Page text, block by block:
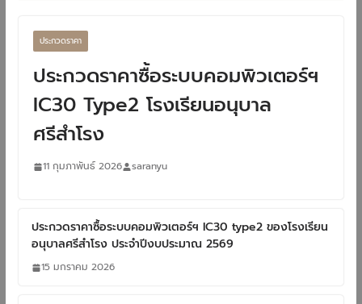
ประกวดราคา
ประกวดราคาซื้อระบบคอมพิวเตอร์ฯ
IC30 Type2 โรงเรียนอนุบาล
ศรีสำโรง
11 กุมภาพันธ์ 2026 saranyu
ประกวดราคาซื้อระบบคอมพิวเตอร์ฯ IC30 type2 ของโรงเรียน
อนุบาลศรีสำโรง ประจำปีงบประมาณ 2569
15 มกราคม 2026